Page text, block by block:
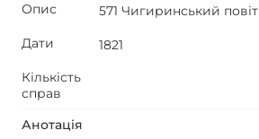
Опис
571 Чигиринський повіт
Дати
1821
Кількість
справ
Анотація